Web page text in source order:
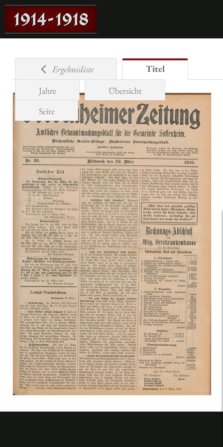
Ergebnisliste
Titel
Jahre
Übersicht
Seite